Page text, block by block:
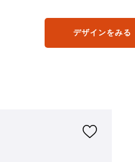
デザインをみる